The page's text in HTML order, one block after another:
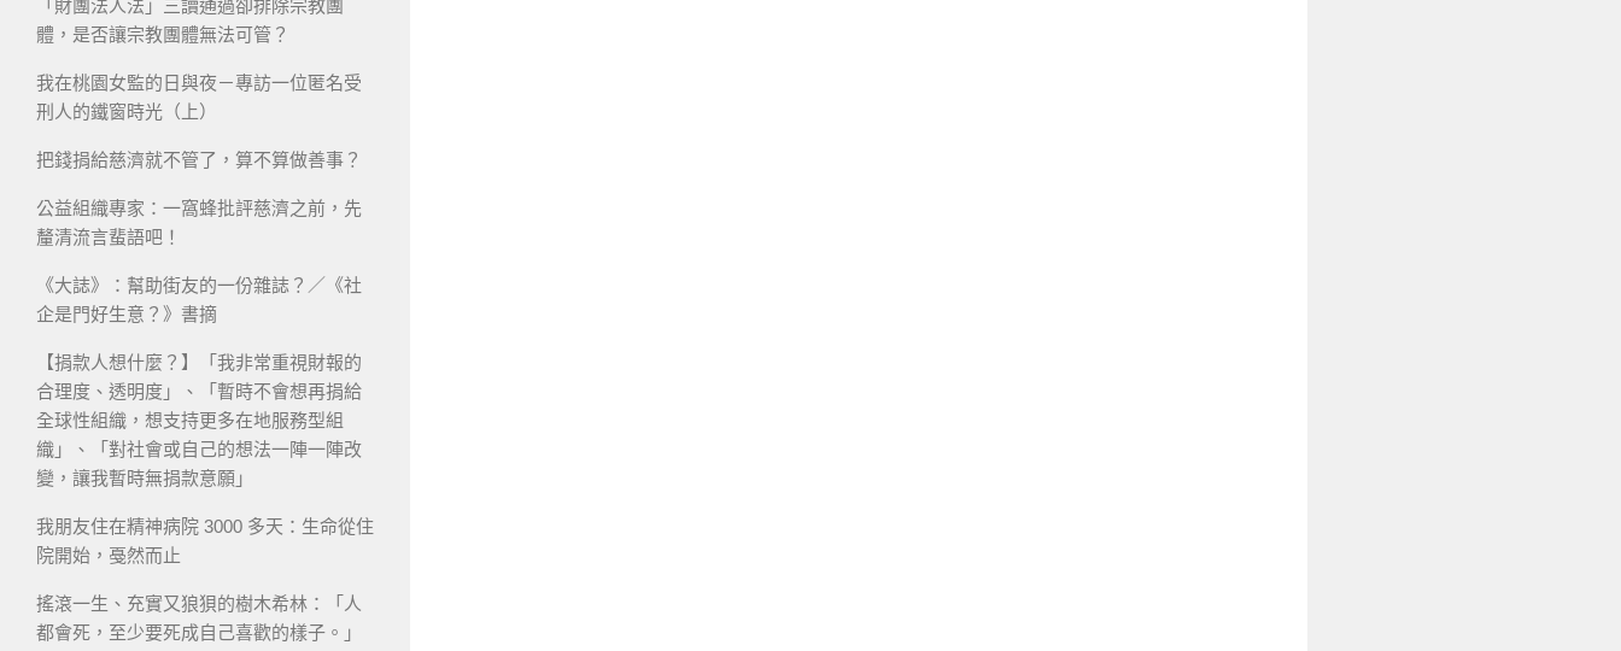
「財團法人法」三讀通過卻排除宗教團
體，是否讓宗教團體無法可管？
我在桃園女監的日與夜－專訪一位匿名受
刑人的鐵窗時光（上）
把錢捐給慈濟就不管了，算不算做善事？
公益組織專家：一窩蜂批評慈濟之前，先
釐清流言蜚語吧！
《大誌》：幫助街友的一份雜誌？／《社
企是門好生意？》書摘
【捐款人想什麼？】「我非常重視財報的
合理度、透明度」、「暫時不會想再捐給
全球性組織，想支持更多在地服務型組
織」、「對社會或自己的想法一陣一陣改
變，讓我暫時無捐款意願」
我朋友住在精神病院 3000 多天：生命從住
院開始，戞然而止
搖滾一生、充實又狼狽的樹木希林：「人
都會死，至少要死成自己喜歡的樣子。」